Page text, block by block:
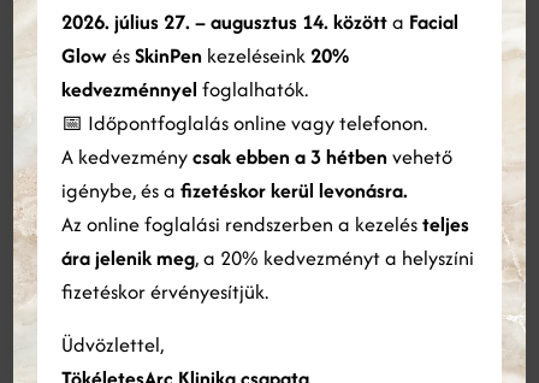
Számunkra mindenek előtt áll pácienseink egyediségének
megőrzése.
Hisszük, hogy minden arc esetében annak természetes
vonásainak kiemelésével érhető el a legtermészetesebb
eredmény. A beavatkozásokat megelőző konzultáció
alapján a fokozatosság elvét követve haladunk, hogy a
változások külső szemmel semmiképp sem rikítóak,
ellenben mégis markánsak legyenek.
2026. július 27. – augusztus 14. közötta Facial
GlowésSkinPen kezeléseink 20%
kedvezménnyel foglalhatók.
📅 Időpontfoglalás online vagy telefonon.
A kedvezménycsak ebben a 3 hétben vehető
igénybe, és a fizetéskor kerül levonásra.
Az online foglalási rendszerben a kezelésteljes
ára jelenik meg, a 20% kedvezményt a helyszíni
fizetéskor érvényesítjük.
Üdvözlettel,
Ez a weboldal sütiket használ
Cookie-kat használunk a tartalom, a hirdetések személyre
szabására és a forgalom elemzésére. Webhelyünk Ön általi
használatára vonatkozó információkat megosztjuk hirdetési és
elemző partnereinkkel is, akik egyesíthetik azokat más
információkkal, amelyeket Ön biztosított számukra, vagy
amelyeket a szolgáltatásaik Ön általi használatából gyűjtöttek
össze.
Bővebben
ÖSSZES ELFOGADÁSA
ÖSSZES ELUTASÍTÁSA